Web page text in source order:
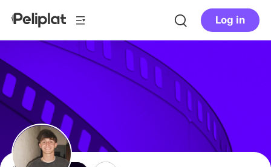
Log in